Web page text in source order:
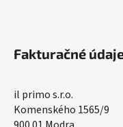
Fakturačné
il primo s.r.o.
Komenského 1565/9